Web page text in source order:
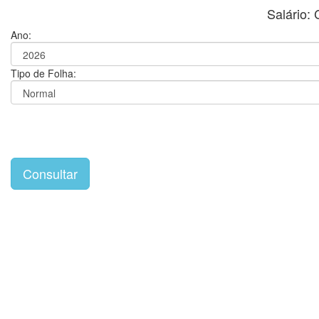
Salário:
Ano:
Tipo de Folha: